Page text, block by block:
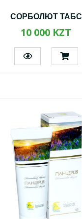
СОРБОЛЮТ ТАБС
10 000 KZT